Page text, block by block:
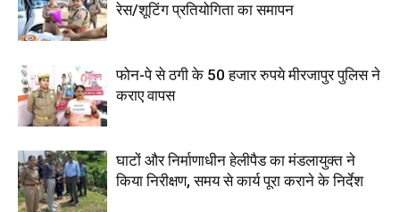
रेस/शूटिंग प्रतियोगिता का समापन
फोन-पे से ठगी के 50 हजार रुपये मीरजापुर पुलिस ने
कराए वापस
घाटों और निर्माणाधीन हेलीपैड का मंडलायुक्त ने
किया निरीक्षण, समय से कार्य पूरा कराने के निर्देश